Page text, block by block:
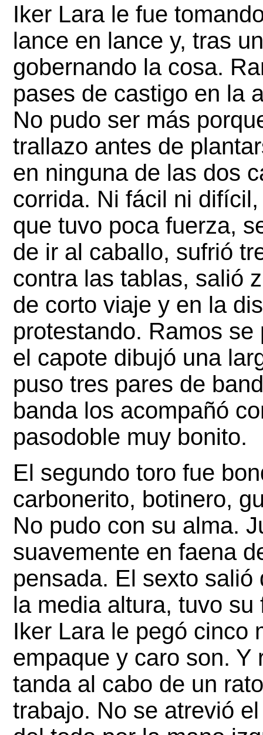
Iker Lara le fue
lance en lance y, tras
gobernando la cosa.
pases de castigo en la
No pudo ser más
trallazo antes de
en ninguna de las dos
corrida. Ni fácil ni
que tuvo poca fuerza,
de ir al caballo, sufrió
contra las tablas, salió
de corto viaje y en la
protestando. Ramos
el capote dibujó una
puso tres pares de
banda los acompañó
pasodoble muy bonito.
El segundo toro fue
carbonerito, botinero,
No pudo con su alma.
suavemente en faena
pensada. El sexto
la media altura, tuvo
Iker Lara le pegó cinco
empaque y caro son. Y
tanda al cabo de un
trabajo. No se atrevió